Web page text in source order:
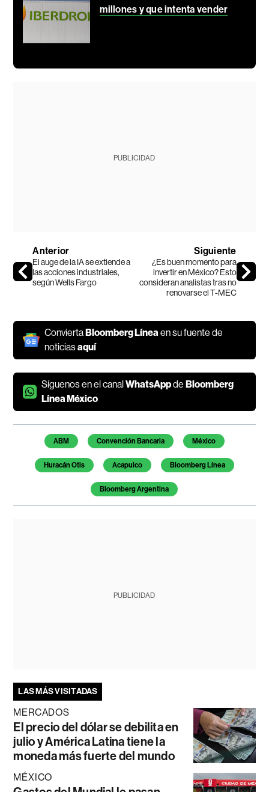
millones y que intenta vender
PUBLICIDAD
Anterior
El auge de la IA se extiende a
las acciones industriales,
según Wells Fargo
Siguiente
¿Es buen momento para
invertir en México? Esto
consideran analistas tras no
renovarse el T-MEC
ConviertaBloomberg Línea en su fuente de
noticiasaquí
Síguenos en el canalWhatsAppdeBloomberg
Línea México
Temas de este artículo
ABM Convención Bancaria México
Huracán Otis Acapulco Bloomberg Línea
Bloomberg Argentina
PUBLICIDAD
LAS MÁS VISITADAS
MERCADOS
El precio del dólar se debilita en
julio y América Latina tiene la
moneda más fuerte del mundo
MÉXICO